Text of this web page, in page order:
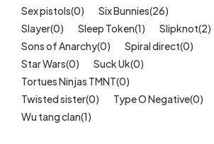
Sex pistols(0) Six Bunnies(26)
Slayer(0) Sleep Token(1) Slipknot(2)
Sons of Anarchy(0) Spiral direct(0)
Star Wars(0) Suck Uk(0)
Tortues Ninjas TMNT(0)
Twisted sister(0) Type O Negative(0)
Wu tang clan(1)